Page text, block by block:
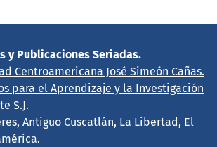
y Publicaciones Seriadas.
Centroamericana José Simeón Cañas.
para el Aprendizaje y la Investigación
S.J.
Antiguo Cuscatlán, La Libertad, El